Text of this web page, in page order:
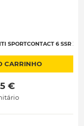
SPORTCONTACT 6 SSR XL
CARRINHO
€